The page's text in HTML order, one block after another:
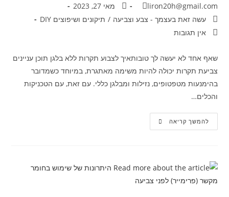
liron20h@gmail.com
מאי 27, 2023
עשה זאת בעצמך - צבע וצביעה / תיקונים ושיפוצים DIY
אין תגובות
שאף אחד לא יעשה לך טובותאיך לצבוע תקרות ללא בלגן תוכן עניינים
צביעת תקרות יכולה להיות משימה מאתגרת, במיוחד כשמדובר
בהימנעות מטפטופים, נזילות ומבלגן כללי. עם זאת, עם הטכניקות
והכלים…
להמשך קריאה